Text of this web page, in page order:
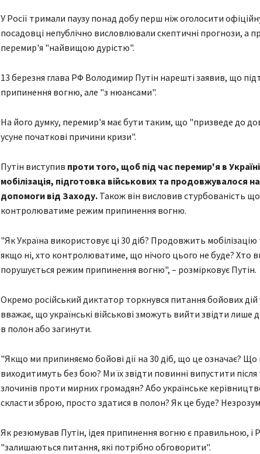
У Росії тримали паузу понад добу перш ніж оголосити
посадовці непублічно висловлювали скептичні прогнози, а
перемир'я "найвищою дурістю".
13 березня глава РФ Володимир Путін нарешті заявив, що
припинення вогню, але "з нюансами".
На його думку, перемир'я має бути таким, що "призведе до
усуне початкові причини кризи".
Путін виступив проти того, щоб під час перемир'я в
мобілізація, підготовка військових та продовжувалося
допомоги від Заходу.Також він висловив стурбованість
контролюватиме режим припинення вогню.
"Як Україна використовує ці 30 діб? Продовжить
якщо ні, хто контролюватиме, що нічого цього не буде? Хто
порушується режим припинення вогню", – розмірковує Путін.
Окремо російський диктатор торкнувся питання бойових дій
вважає, що українські військові зможуть вийти звідти лише
в полон або загинути.
"Якщо ми припиняємо бойові дії на 30 діб, що це означає? Що
виходитимуть без бою? Ми їх звідти повинні випустити після
злочинів проти мирних громадян? Або українське
скласти зброю, просто здатися в полон? Як це буде?
Як резюмував Путін, ідея припинення вогню є правильною, і
"залишаються питання, які потрібно обговорити".